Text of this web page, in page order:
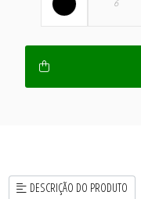
DESCRIÇÃO DO PRODUTO